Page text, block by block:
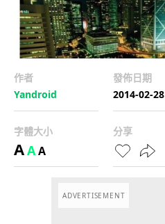
作者
Yandroid
發佈日期
2014-02-28
字體大小
AAA
分享
ADVERTISEMENT